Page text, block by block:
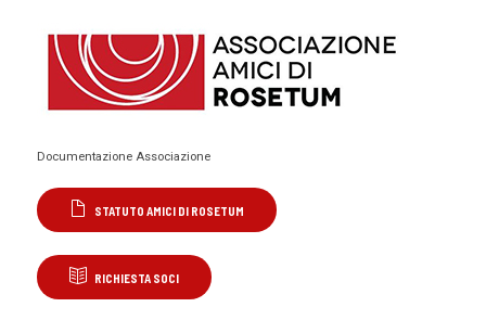
Documentazione Associazione
STATUTO AMICI DI ROSETUM
RICHIESTA SOCI